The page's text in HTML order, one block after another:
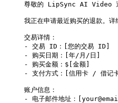
尊敬的 LipSync AI Video 退
我正在申请最近购买的退款。详
交易详情：
- 交易 ID：[您的交易 ID]
- 购买日期：[年/月/日]
- 购买金额：$[金额]
- 支付方式：[信用卡 / 借
账户信息：
- 电子邮件地址：[